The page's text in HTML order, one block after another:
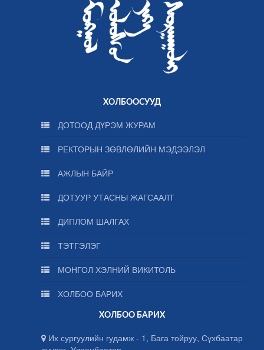
ХОЛБООСУУД
ДОТООД ДҮРЭМ ЖУРАМ
РЕКТОРЫН ЗӨВЛӨЛИЙН МЭДЭЭЛЭЛ
АЖЛЫН БАЙР
ДОТУУР УТАСНЫ ЖАГСААЛТ
ДИПЛОМ ШАЛГАХ
ТЭТГЭЛЭГ
МОНГОЛ ХЭЛНИЙ ВИКИТОЛЬ
ХОЛБОО БАРИХ
ХОЛБОО БАРИХ
Их сургуулийн гудамж - 1, Бага тойруу, Сүхбаатар